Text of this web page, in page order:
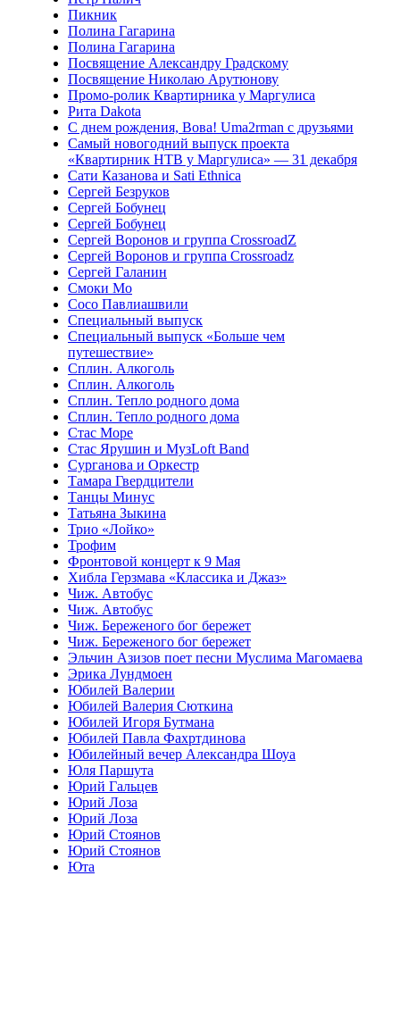
Пикник
Полина Гагарина
Полина Гагарина
Посвящение Александру Градскому
Посвящение Николаю Арутюнову
Промо-ролик Квартирника у Маргулиса
Рита Dakota
С днем рождения, Вова! Uma2rman с друзьями
Самый новогодний выпуск проекта
«Квартирник НТВ у Маргулиса» — 31 декабря
Сати Казанова и Sati Ethnica
Сергей Безруков
Сергей Бобунец
Сергей Бобунец
Сергей Воронов и группа CrossroadZ
Сергей Воронов и группа Crossroadz
Сергей Галанин
Смоки Мо
Сосо Павлиашвили
Специальный выпуск
Специальный выпуск «Больше чем
путешествие»
Сплин. Алкоголь
Сплин. Алкоголь
Сплин. Тепло родного дома
Сплин. Тепло родного дома
Стас Море
Стас Ярушин и МузLoft Band
Сурганова и Оркестр
Тамара Гвердцители
Танцы Минус
Татьяна Зыкина
Трио «Лойко»
Трофим
Фронтовой концерт к 9 Мая
Хибла Герзмава «Классика и Джаз»
Чиж. Автобус
Чиж. Автобус
Чиж. Береженого бог бережет
Чиж. Береженого бог бережет
Эльчин Азизов поет песни Муслима Магомаева
Эрика Лундмоен
Юбилей Валерии
Юбилей Валерия Сюткина
Юбилей Игоря Бутмана
Юбилей Павла Фахртдинова
Юбилейный вечер Александра Шоуа
Юля Паршута
Юрий Гальцев
Юрий Лоза
Юрий Лоза
Юрий Стоянов
Юрий Стоянов
Юта